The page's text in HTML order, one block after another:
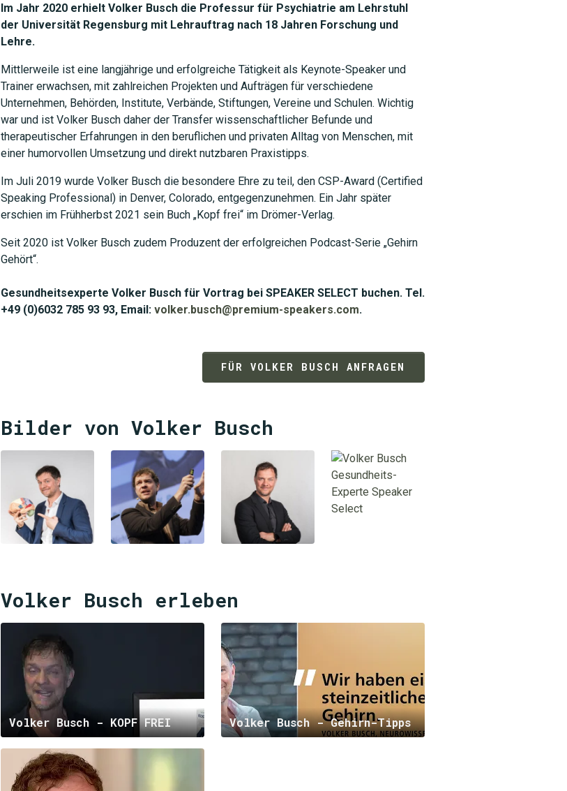
Im Jahr 2020 erhielt Volker Busch die Professur für Psychiatrie am Lehrstuhl
der Universität Regensburg mit Lehrauftrag nach 18 Jahren Forschung und
Lehre.
Mittlerweile ist eine langjährige und erfolgreiche Tätigkeit als Keynote-Speaker und
Trainer erwachsen, mit zahlreichen Projekten und Aufträgen für verschiedene
Unternehmen, Behörden, Institute, Verbände, Stiftungen, Vereine und Schulen. Wichtig
war und ist Volker Busch daher der Transfer wissenschaftlicher Befunde und
therapeutischer Erfahrungen in den beruflichen und privaten Alltag von Menschen, mit
einer humorvollen Umsetzung und direkt nutzbaren Praxistipps.
Im Juli 2019 wurde Volker Busch die besondere Ehre zu teil, den CSP-Award (Certified
Speaking Professional) in Denver, Colorado, entgegenzunehmen. Ein Jahr später
erschien im Frühherbst 2021 sein Buch „Kopf frei“ im Drömer-Verlag.
Seit 2020 ist Volker Busch zudem Produzent der erfolgreichen Podcast-Serie „Gehirn
Gehört“.
Gesundheitsexperte Volker Busch für Vortrag bei SPEAKER SELECT buchen. Tel.
+49 (0)6032 785 93 93, Email: volker.busch@premium-speakers.com.
FÜR VOLKER BUSCH ANFRAGEN
Bilder von Volker Busch
Volker Busch erleben
Volker Busch - KOPF FREI Volker Busch - Gehirn-Tipps